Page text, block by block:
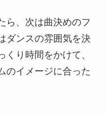
ら、次は曲決めのフ
ダンスの雰囲気を決
り時間をかけて、
のイメージに合った